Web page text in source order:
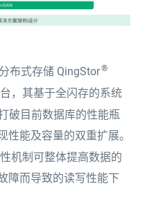
布式存储 QingStor®️
，其基于全闪存的系统
破目前数据库的性能瓶
性能及容量的双重扩展。
机制可整体提高数据的
障而导致的读写性能下